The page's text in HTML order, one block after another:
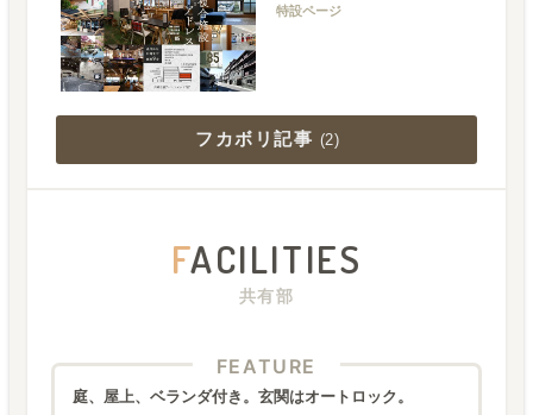
特設ページ
フカボリ記事 (2)
FACILITIES
共有部
FEATURE
庭、屋上、ベランダ付き。玄関はオートロック。